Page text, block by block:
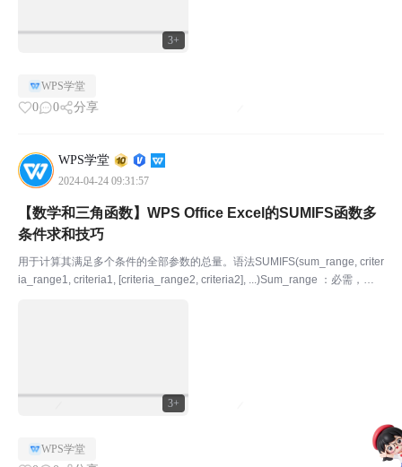
3+
WPS学堂
0 0 分享
WPS学堂
2024-04-24 09:31:57
3+
【数学和三角函数】WPS Office Excel的SUMIFS函数多
条件求和技巧
用于计算其满足多个条件的全部参数的总量。语法SUMIFS(sum_range, criter
ia_range1, criteria1, [criteria_range2, criteria2], ...)Sum_range ：必需，要
WPS学堂